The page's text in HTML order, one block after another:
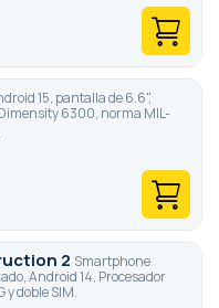
15, pantalla de 6.6",
6300, norma MIL-
2 Smartphone
Android 14, Procesador
y doble SIM.